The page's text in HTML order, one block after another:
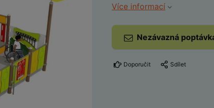
Více informací
Nezávazná
Doporučit Sdílet